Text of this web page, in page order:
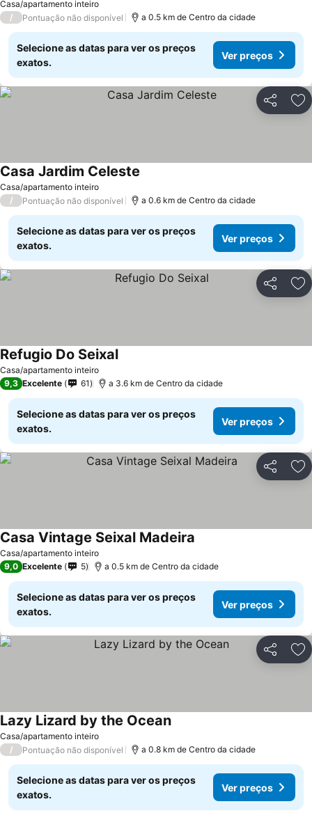
Casa/apartamento inteiro
/ Pontuação não disponível a 0.5 km de Centro da cidade
Selecione as datas para ver os preços
exatos.
Ver preços
Partilhar
Casa/apartamento inteiro
Casa Jardim Celeste
/ Pontuação não disponível a 0.6 km de Centro da cidade
Selecione as datas para ver os preços
exatos.
Ver preços
Partilhar
Casa/apartamento inteiro
Refugio Do Seixal
9,3 Excelente 61 a 3.6 km de Centro da cidade
Selecione as datas para ver os preços
exatos.
Ver preços
Partilhar
Casa/apartamento inteiro
Casa Vintage Seixal Madeira
9,0 Excelente 5 a 0.5 km de Centro da cidade
Selecione as datas para ver os preços
exatos.
Ver preços
Partilhar
Casa/apartamento inteiro
Lazy Lizard by the Ocean
/ Pontuação não disponível a 0.8 km de Centro da cidade
Selecione as datas para ver os preços
exatos.
Ver preços